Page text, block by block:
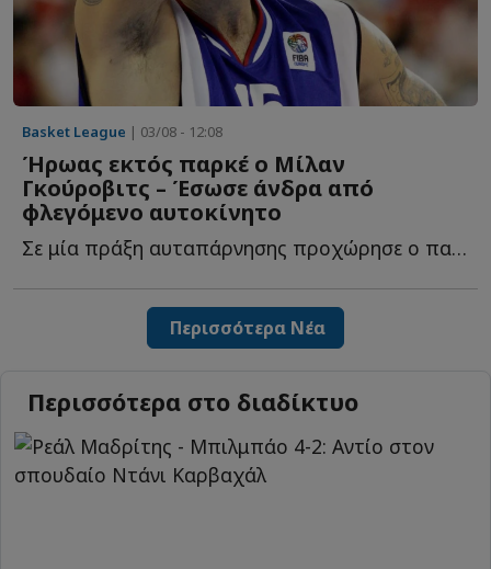
Basket League | 03/08 - 12:08
Ήρωας εκτός παρκέ ο Μίλαν
Γκούροβιτς – Έσωσε άνδρα από
φλεγόμενο αυτοκίνητο
Σε μία πράξη αυταπάρνησης προχώρησε ο παλαίμαχος άσος τ...
Περισσότερα Νέα
Περισσότερα στο διαδίκτυο